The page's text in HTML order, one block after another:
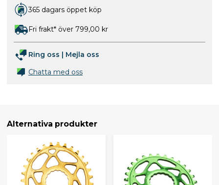
365 dagars öppet köp
Fri frakt* över 799,00 kr
Ring oss | Mejla oss
Chatta med oss
Alternativa produkter